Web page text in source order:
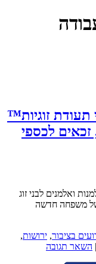
זוגיות™
לכספי
ואלמנים לבני זוג
משפחה חדשה
בציבור, ירושות,
| השאר תגובה